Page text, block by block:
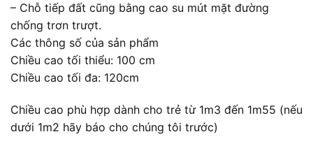
– Chỗ tiếp đất cũng bằng cao su mút mặt đường
chống trơn trượt.
Các thông số của sản phẩm
Chiều cao tối thiểu: 100 cm
Chiều cao tối đa: 120cm
Chiều cao phù hợp dành cho trẻ từ 1m3 đến 1m55 (nếu
dưới 1m2 hãy báo cho chúng tôi trước)